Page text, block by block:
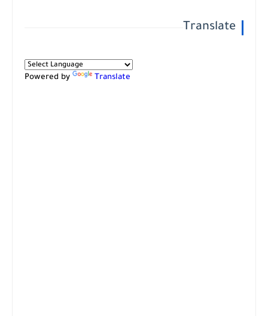
Translate
Powered by Translate